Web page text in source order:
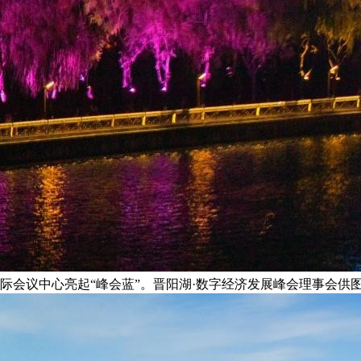
际会议中心亮起“峰会蓝”。晋阳湖·数字经济发展峰会理事会供